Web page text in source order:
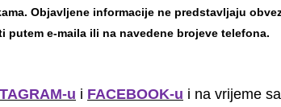
Objavljene informacije ne predstavljaju
putem e-maila ili na navedene brojeve telefona.
u i FACEBOOK-u i na vrijeme